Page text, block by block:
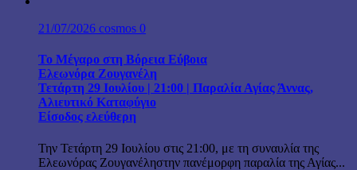
21/07/2026 cosmos 0
Το Μέγαρο στη Βόρεια Εύβοια
Ελεωνόρα Ζουγανέλη
Τετάρτη 29 Ιουλίου | 21:00 | Παραλία Αγίας Άννας,
Αλιευτικό Καταφύγιο
Είσοδος ελεύθερη
Την Τετάρτη 29 Ιουλίου στις 21:00, με τη συναυλία της
Ελεωνόρας Ζουγανέληστην πανέμορφη παραλία της Αγίας...